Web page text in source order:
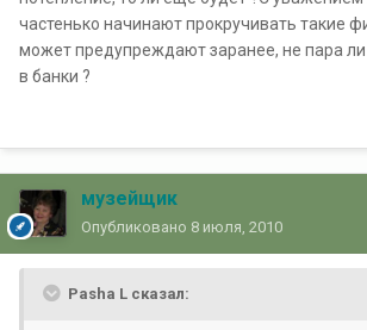
частенько начинают прокручивать такие
может предупреждают заранее, не пара ли
в банки ?
музейщик
Опубликовано 8 июля, 2010
Pasha L сказал: